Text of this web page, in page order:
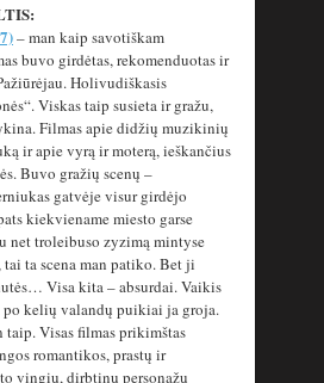
– man kaip savotiškam
buvo girdėtas, rekomenduotas ir
Holivudiškasis
Viskas taip susieta ir gražu,
Filmas apie didžių muzikinių
ir apie vyrą ir moterą, ieškančius
Buvo gražių scenų –
gatvėje visur girdėjo
kiekviename miesto garse
net troleibuso zyzimą mintyse
ta scena man patiko. Bet ji
Visa kita – absurdai. Vaikis
po kelių valandų puikiai ja groja.
taip. Visas filmas prikimštas
romantikos, prastų ir
vingių, dirbtinų personažų